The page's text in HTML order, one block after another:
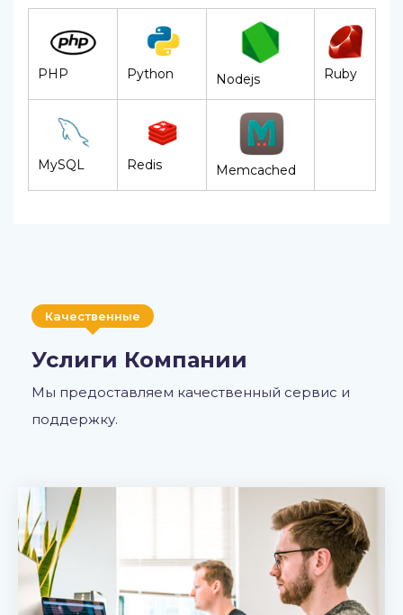
PHP Python Nodejs Ruby
MySQL Redis Memcached
Качественные
Услиги Компании
Мы предоставляем качественный сервис и
поддержку.